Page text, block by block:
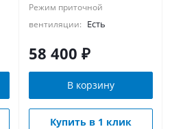
Режим приточной
вентиляции: Есть
58 400 ₽
В корзину
Купить в 1 клик